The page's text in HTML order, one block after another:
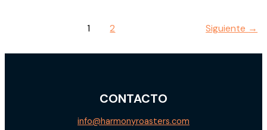
1 2 Siguiente →
CONTACTO
info@harmonyroasters.com